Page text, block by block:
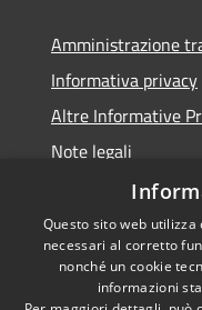
Amministrazione
Informativa privacy
Altre Informative
Note legali
Dichiarazione di
RSS
Questo sito web
necessari al corretto
nonché un cookie
informazioni